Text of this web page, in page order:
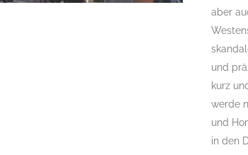
aber
und
kurz
werde
und
in den